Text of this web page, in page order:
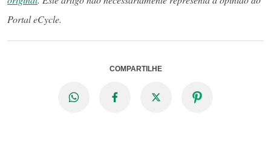
Portal eCycle.
COMPARTILHE